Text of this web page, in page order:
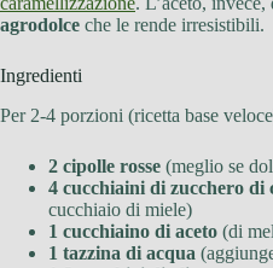
agrodolce che le rende irresistibili.
Ingredienti
Per 2-4 porzioni (ricetta base
2 cipolle rosse (meglio se
4 cucchiaini di zucchero di
cucchiaio di miele)
1 cucchiaino di aceto (di
1 tazzina di acqua